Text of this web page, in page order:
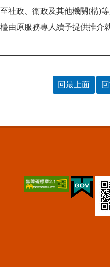
社政、衛政及其他機關(構)等
由原服務專人續予提供推介
回最上面